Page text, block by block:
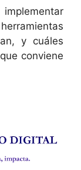
y cuáles
conviene